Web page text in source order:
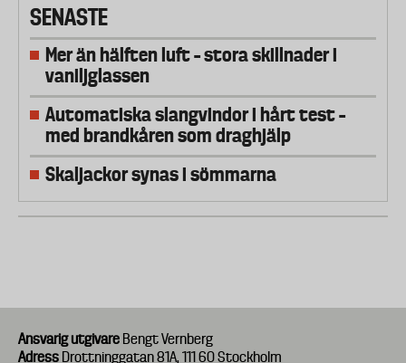
SENASTE
Mer än hälften luft – stora skillnader i
vaniljglassen
Automatiska slangvindor i hårt test –
med brandkåren som draghjälp
Skaljackor synas i sömmarna
Ansvarig utgivare Bengt Vernberg
Adress Drottninggatan 81A, 111 60 Stockholm